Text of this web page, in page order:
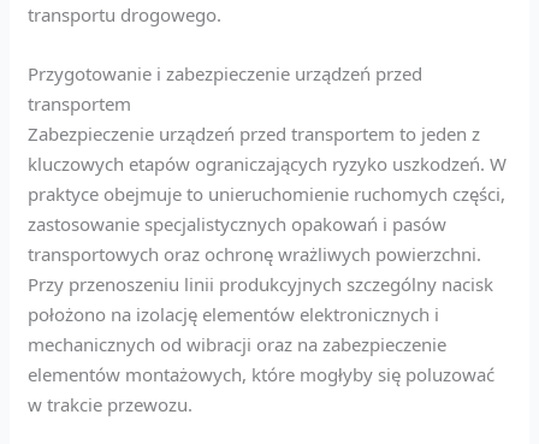
transportu drogowego.
Przygotowanie i zabezpieczenie urządzeń przed
transportem
Zabezpieczenie urządzeń przed transportem to jeden z
kluczowych etapów ograniczających ryzyko uszkodzeń. W
praktyce obejmuje to unieruchomienie ruchomych części,
zastosowanie specjalistycznych opakowań i pasów
transportowych oraz ochronę wrażliwych powierzchni.
Przy przenoszeniu linii produkcyjnych szczególny nacisk
położono na izolację elementów elektronicznych i
mechanicznych od wibracji oraz na zabezpieczenie
elementów montażowych, które mogłyby się poluzować
w trakcie przewozu.